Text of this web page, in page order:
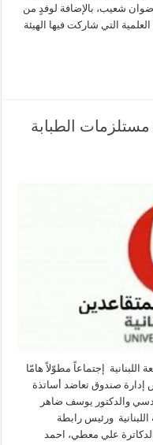
شعيب، بالإضافة لوفدٍ من
التي شاركت فيها الهيئة
مستلزمات الطبابة
إجتماعاً مطوّلاً هامّا
إدارة صندوق تعاضد أساتذة
والدكتور يوسف ضاهر
ورئيس رابطة
الدكاترة علي معطي، احمد